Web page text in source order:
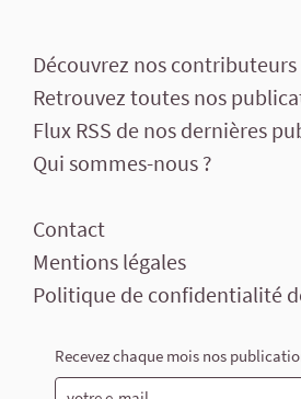
Découvrez nos contributeurs
Retrouvez toutes nos
Flux RSS de nos dernières
Qui sommes-nous ?
Contact
Mentions légales
Politique de confidentialité
Recevez chaque mois nos